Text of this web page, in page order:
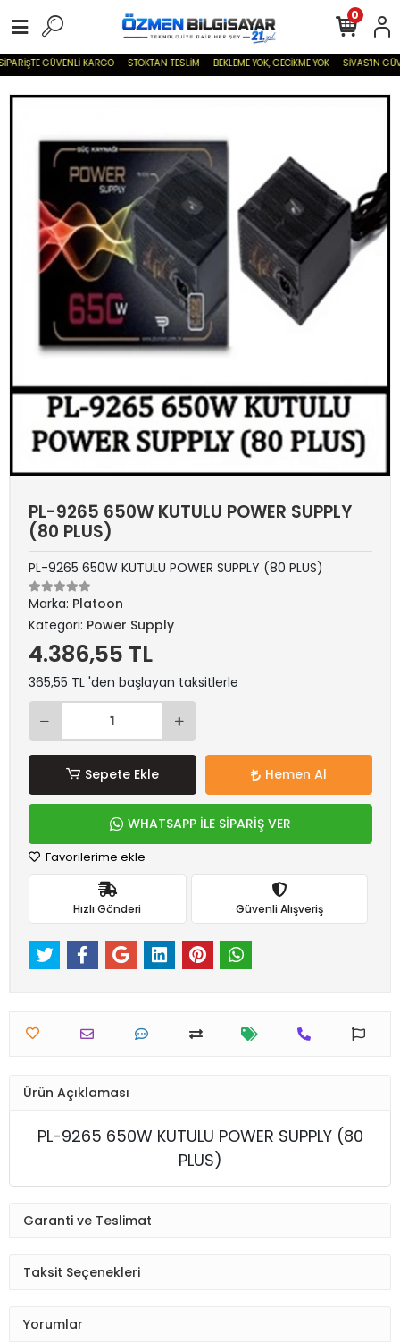
GÜVENLİ KARGO — STOKTAN TESLİM — BEKLEME YOK, GECİKME YOK — SİVAS'IN
0
PL-9265 650W KUTULU POWER SUPPLY
(80 PLUS)
PL-9265 650W KUTULU POWER SUPPLY (80 PLUS)
Marka: Platoon
Kategori: Power Supply
4.386,55 TL
365,55 TL 'den başlayan taksitlerle
Sepete Ekle Hemen Al
WHATSAPP İLE SİPARİŞ VER
Favorilerime ekle
Hızlı Gönderi Güvenli Alışveriş
Ürün Açıklaması
PL-9265 650W KUTULU POWER SUPPLY (80
PLUS)
Garanti ve Teslimat
Taksit Seçenekleri
Yorumlar